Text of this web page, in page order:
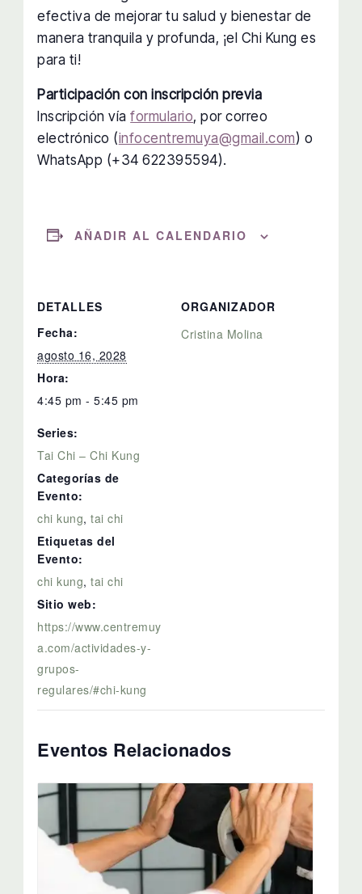
efectiva de mejorar tu salud y bienestar de
manera tranquila y profunda, ¡el Chi Kung es
para ti!
Participación con inscripción previa
Inscripción víaformulario, por correo
electrónico (infocentremuya@gmail.com) o
WhatsApp (+34 622395594).
AÑADIR AL CALENDARIO
DETALLES
Fecha:
agosto 16, 2028
Hora:
4:45 pm - 5:45 pm
Series:
Tai Chi – Chi Kung
Categorías de
Evento:
chi kung,tai chi
Etiquetas del
Evento:
chi kung,tai chi
Sitio web:
https://www.centremuy
a.com/actividades-y-
grupos-
regulares/#chi-kung
ORGANIZADOR
Cristina Molina
Eventos Relacionados